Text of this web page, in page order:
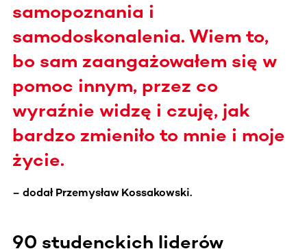
samopoznania i
samodoskonalenia. Wiem to,
bo sam zaangażowałem się w
pomoc innym, przez co
wyraźnie widzę i czuję, jak
bardzo zmieniło to mnie i moje
życie.
– dodał Przemysław Kossakowski.
90 studenckich liderów